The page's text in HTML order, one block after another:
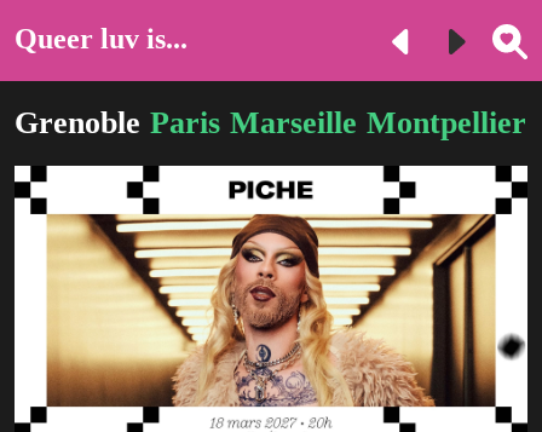
Queer luv is...
Grenoble Paris Marseille Montpellier